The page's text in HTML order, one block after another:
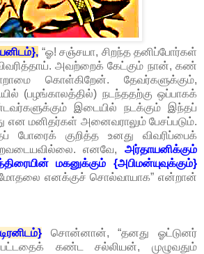
“ஓ! சஞ்சயா, சிறந்த தனிப்போர்கள்
அவற்றைக் கேட்கும் நான், கண்
கொள்கிறேன். தேவர்களுக்கும்,
(பழங்காலத்தில்) நடந்ததற்கு ஒப்பாகக்
இடையில் நடக்கும் இந்தப்
என மனிதர்கள் அனைவராலும் பேசப்படும்.
போரைக் குறித்த உனது விவரிப்பைக்
எனவே, அர்தாயனிக்கும்
மகனுக்கும் {அபிமன்யுவுக்கும்}
எனக்குச் சொல்வாயாக” என்றான்
சொன்னான், “தனது ஓட்டுனர்
கண்ட சல்லியன், முழுவதும்